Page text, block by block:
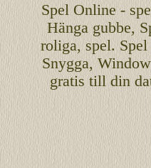
Spel Online-
Hänga gubbe,
roliga, spel.
Snygga,
gratis till din